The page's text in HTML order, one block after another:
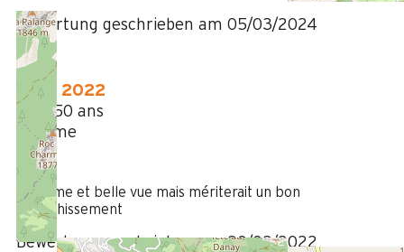
Bewertung geschrieben am 05/03/2024
März 2022
35 à 50 ans
Homme
/ 5
au calme et belle vue mais mériterait un bon
rafraichissement
Bewertung geschrieben am 30/03/2022